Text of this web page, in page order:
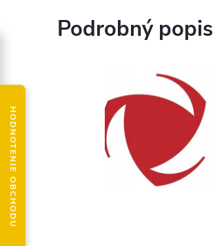
Podrobný popis
HODNOTENIE OBCHODU